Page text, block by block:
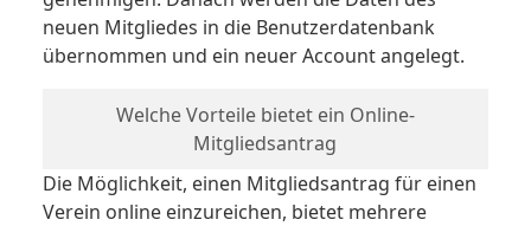
neuen Mitgliedes in die Benutzerdatenbank
übernommen und ein neuer Account angelegt.
Welche Vorteile bietet ein Online-
Mitgliedsantrag
Die Möglichkeit, einen Mitgliedsantrag für einen
Verein online einzureichen, bietet mehrere